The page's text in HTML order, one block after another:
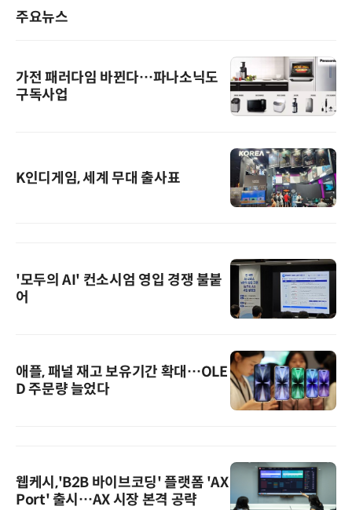
주요뉴스
가전 패러다임 바뀐다…파나소닉도
구독사업
K인디게임, 세계 무대 출사표
'모두의 AI' 컨소시엄 영입 경쟁 불붙
어
애플, 패널 재고 보유기간 확대…OLE
D 주문량 늘었다
웹케시,'B2B 바이브코딩' 플랫폼 'AX
Port' 출시…AX 시장 본격 공략